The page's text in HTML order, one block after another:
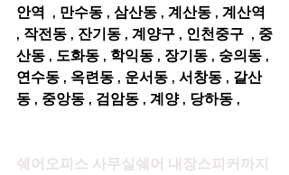
안역  , 만수동 , 삼산동 , 계산동 , 계산역
, 작전동 , 잔기동 , 계양구 , 인천중구  , 중
산동 , 도화동 , 학익동 , 장기동 , 숭의동 ,
연수동 , 옥련동 , 운서동 , 서창동 , 갈산
동 , 중앙동 , 검암동 , 계양 , 당하동 ,
쉐어오피스 사무실쉐어 내장스피커까지